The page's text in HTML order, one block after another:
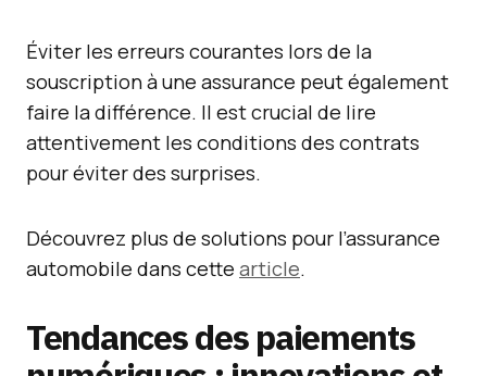
Éviter les erreurs courantes lors de la
souscription à une assurance peut également
faire la différence. Il est crucial de lire
attentivement les conditions des contrats
pour éviter des surprises.
Découvrez plus de solutions pour l’assurance
automobile dans cette article.
Tendances des paiements